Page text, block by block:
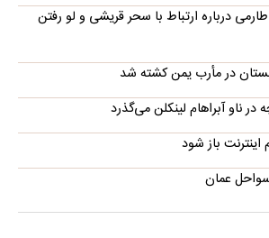
درباره ارتباط با سحر قریشی و لو رفتن
در مأرب یمن کشته شد
در ناو آبراهام لینکلن می‌گذرد
باز شود
عمان